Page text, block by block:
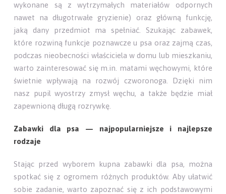
wykonane są z wytrzymałych materiałów odpornych
nawet na długotrwałe gryzienie) oraz główną funkcję,
jaką dany przedmiot ma spełniać. Szukając zabawek,
które rozwiną funkcje poznawcze u psa oraz zajmą czas,
podczas nieobecności właściciela w domu lub mieszkaniu,
warto zainteresować się m.in. matami węchowymi, które
świetnie wpływają na rozwój czworonoga. Dzięki nim
nasz pupil wyostrzy zmysł węchu, a także będzie miał
zapewnioną długą rozrywkę.
Zabawki dla psa — najpopularniejsze i najlepsze
rodzaje
Stając przed wyborem kupna zabawki dla psa, można
spotkać się z ogromem różnych produktów. Aby ułatwić
sobie zadanie, warto zapoznać się z ich podstawowymi